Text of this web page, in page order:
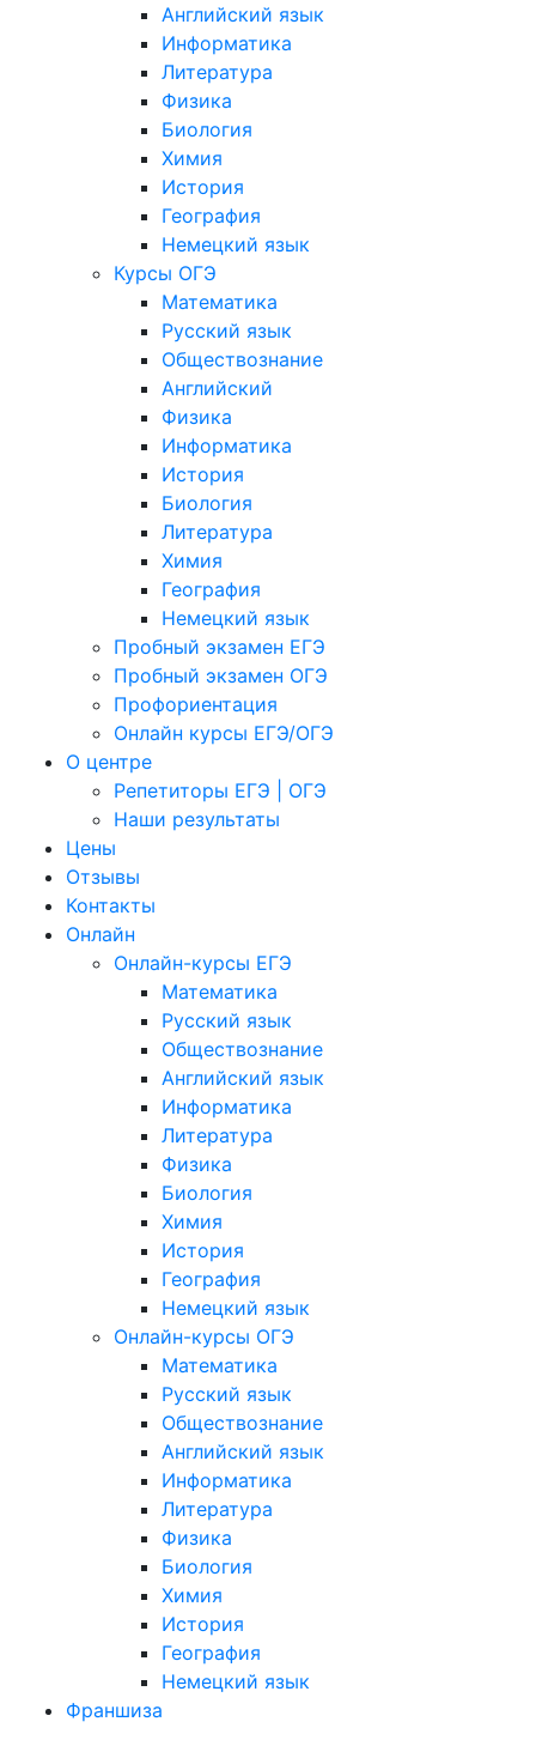
Английский язык
Информатика
Литература
Физика
Биология
Химия
История
География
Немецкий язык
Курсы ОГЭ
Математика
Русский язык
Обществознание
Английский
Физика
Информатика
История
Биология
Литература
Химия
География
Немецкий язык
Пробный экзамен ЕГЭ
Пробный экзамен ОГЭ
Профориентация
Онлайн курсы ЕГЭ/ОГЭ
О центре
Репетиторы ЕГЭ | ОГЭ
Наши результаты
Цены
Отзывы
Контакты
Онлайн
Онлайн-курсы ЕГЭ
Математика
Русский язык
Обществознание
Английский язык
Информатика
Литература
Физика
Биология
Химия
История
География
Немецкий язык
Онлайн-курсы ОГЭ
Математика
Русский язык
Обществознание
Английский язык
Информатика
Литература
Физика
Биология
Химия
История
География
Немецкий язык
Франшиза